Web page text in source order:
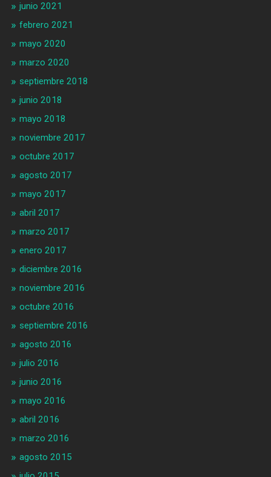
junio 2021
febrero 2021
mayo 2020
marzo 2020
septiembre 2018
junio 2018
mayo 2018
noviembre 2017
octubre 2017
agosto 2017
mayo 2017
abril 2017
marzo 2017
enero 2017
diciembre 2016
noviembre 2016
octubre 2016
septiembre 2016
agosto 2016
julio 2016
junio 2016
mayo 2016
abril 2016
marzo 2016
agosto 2015